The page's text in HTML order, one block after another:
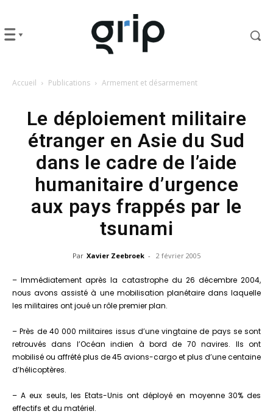
Accueil Publications Armement et désarmement
Le déploiement militaire
étranger en Asie du Sud
dans le cadre de l’aide
humanitaire d’urgence
aux pays frappés par le
tsunami
Par Xavier Zeebroek - 2 février 2005
– Immédiatement après la catastrophe du 26 décembre 2004,
nous avons assisté à une mobilisation planétaire dans laquelle
les militaires ont joué un rôle premier plan.
– Près de 40 000 militaires issus d’une vingtaine de pays se sont
retrouvés dans l’Océan indien à bord de 70 navires. Ils ont
mobilisé ou affrété plus de 45 avions-cargo et plus d’une centaine
d’hélicoptères.
– A eux seuls, les Etats-Unis ont déployé en moyenne 30% des
effectifs et du matériel.